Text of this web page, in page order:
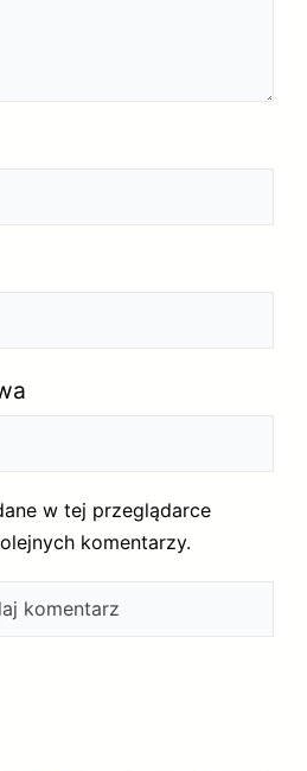
w tej przeglądarce
komentarzy.